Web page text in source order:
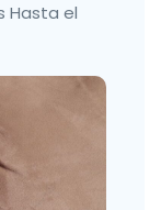
Hasta el